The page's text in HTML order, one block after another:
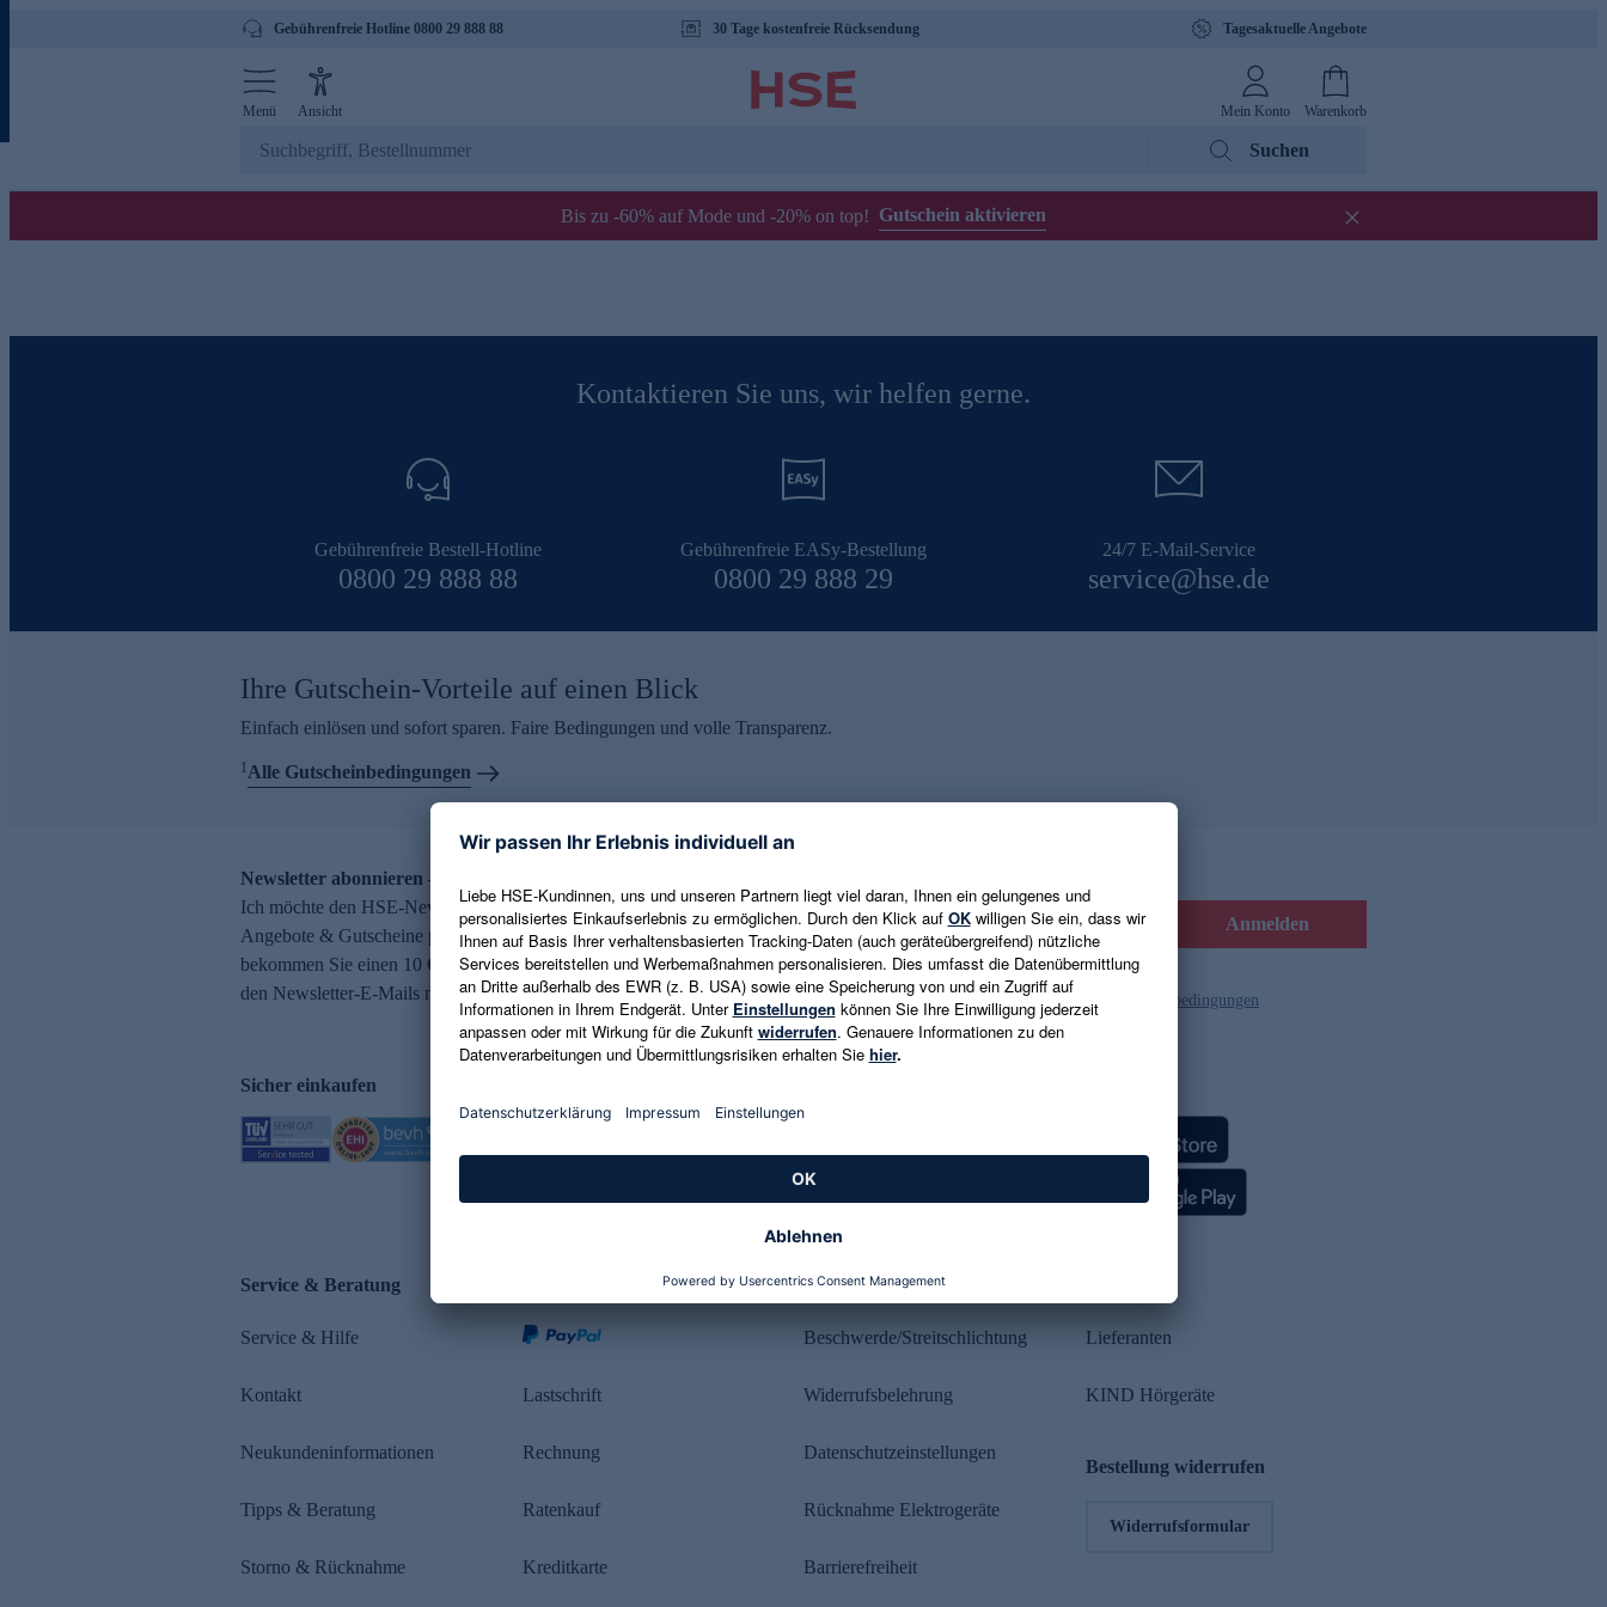
Gebührenfreie Hotline 0800 29 888 88 30 Tage kostenfreie Rücksendung Tagesaktuelle Angebote
Menü Ansicht Mein Konto Warenkorb
Suchen
Bis zu -60% auf Mode und -20% on top! Gutschein aktivieren
Kontaktieren Sie uns, wir helfen gerne.
Gebührenfreie Bestell-Hotline
0800 29 888 88
Gebührenfreie EASy-Bestellung
0800 29 888 29
24/7 E-Mail-Service
service@hse.de
Ihre Gutschein-Vorteile auf einen Blick
Einfach einlösen und sofort sparen. Faire Bedingungen und volle Transparenz.
1Alle Gutscheinbedingungen
Newsletter abonnieren – 10 € Gutschein erhalten
Ich möchte den HSE-Newsletter abonnieren und aktuelle Trends,
Angebote & Gutscheine per E-Mail erhalten. Als Dankeschön
bekommen Sie einen 10 € Gutschein. Eine Abmeldung ist jederzeit in
den Newsletter-E-Mails möglich.
E-Mail-Adresse eingeben Anmelden
Es gelten die Datenschutzrichtlinien und die Gutscheinbedingungen
Sicher einkaufen
Service & Beratung
Service & Hilfe
Kontakt
Neukundeninformationen
Tipps & Beratung
Storno & Rücknahme
Lastschrift
Rechnung
Ratenkauf
Kreditkarte
Rechtliches
Beschwerde/Streitschlichtung
Widerrufsbelehrung
Datenschutzeinstellungen
Rücknahme Elektrogeräte
Barrierefreiheit
Lieferanten
KIND Hörgeräte
Bestellung widerrufen
Widerrufsformular